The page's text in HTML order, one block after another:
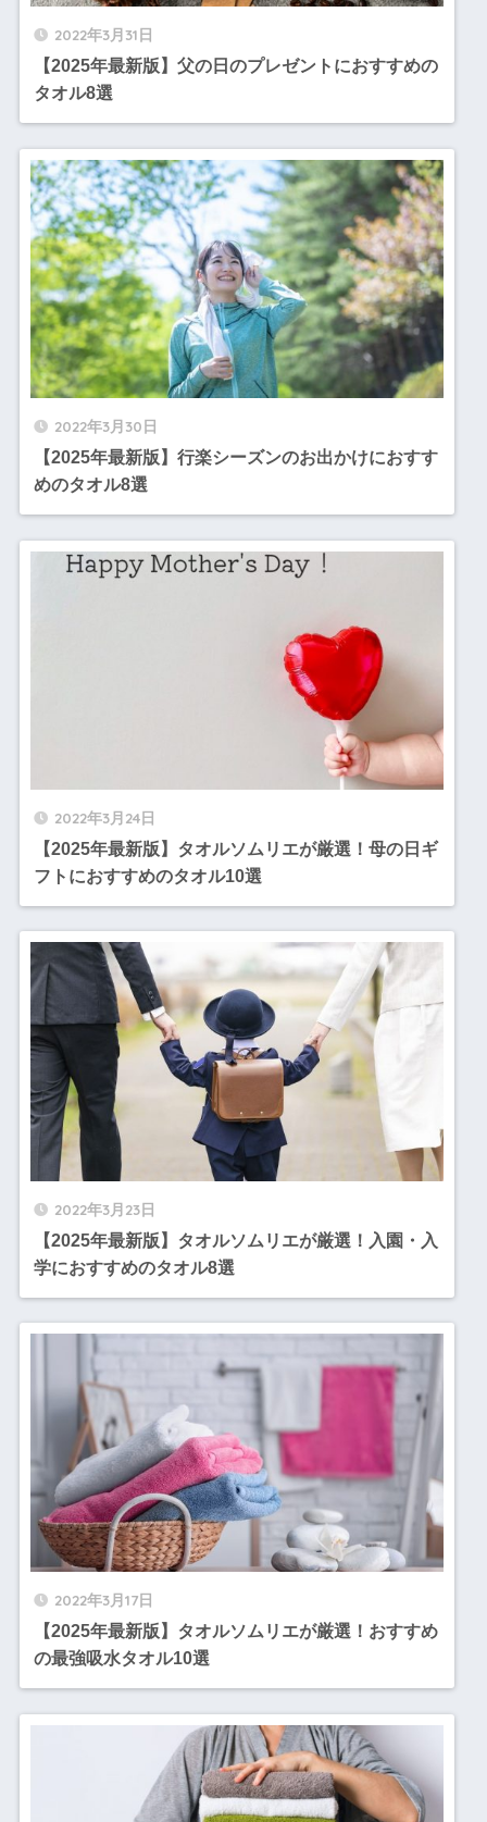
2022年3月31日
【2025年最新版】父の日のプレゼントにおすすめの
タオル8選
2022年3月30日
【2025年最新版】行楽シーズンのお出かけにおすす
めのタオル8選
2022年3月24日
【2025年最新版】タオルソムリエが厳選！母の日ギ
フトにおすすめのタオル10選
2022年3月23日
【2025年最新版】タオルソムリエが厳選！入園・入
学におすすめのタオル8選
2022年3月17日
【2025年最新版】タオルソムリエが厳選！おすすめ
の最強吸水タオル10選